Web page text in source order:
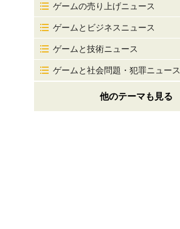
ゲームの売り上げニュース
ゲームとビジネスニュース
ゲームと技術ニュース
ゲームと社会問題・犯罪ニュース
他のテーマも見る